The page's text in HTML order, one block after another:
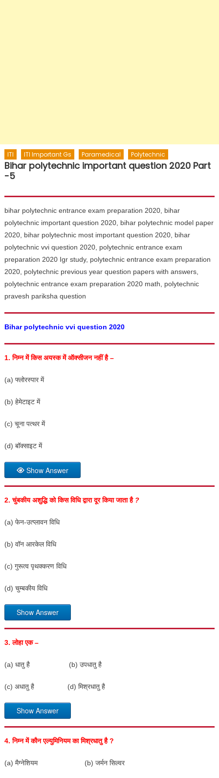
ITI ITI Important Gs Paramedical Polytechnic
Bihar polytechnic important question 2020 Part
-5
bihar polytechnic entrance exam preparation 2020, bihar
polytechnic important question 2020, bihar polytechnic model paper
2020, bihar polytechnic most important question 2020, bihar
polytechnic vvi question 2020, polytechnic entrance exam
preparation 2020 Igr study, polytechnic entrance exam preparation
2020, polytechnic previous year question papers with answers,
polytechnic entrance exam preparation 2020 math, polytechnic
pravesh pariksha question
Bihar polytechnic vvi question 2020
1.निम्न में किस अयस्क में ऑक्सीजन नहीं है –
(a) फ्लोरस्पार में
(b) हेमेटाइट में
(c) चूना पत्थर में
(d) बॉक्साइट में
Show Answer
2.चुंबकीय अशुद्धि को किस विधि द्वारा दूर किया जाता है ?
(a) फेन-उत्प्लावन विधि
(b) वॉन आरकेल विधि
(c) गुरूत्व पृथक्करण विधि
(d) चुम्बकीय विधि
Show Answer
3.लोहा एक –
(a) धातु है (b) उपधातु है
(c) अधातु है (d) मिश्रधातु है
Show Answer
4.निम्न में कौन एल्युमिनियम का मिश्रधातु है ?
(a) मैग्नेशियम (b) जर्मन सिल्वर